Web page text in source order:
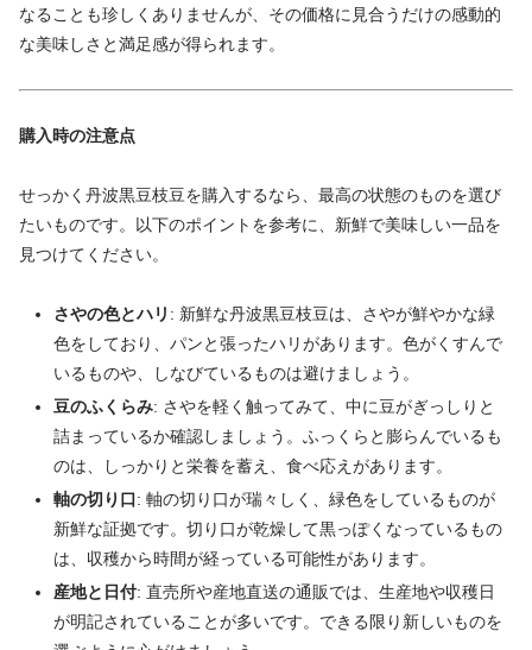
なることも珍しくありませんが、その価格に見合うだけの感動的
な美味しさと満足感が得られます。
購入時の注意点
せっかく丹波黒豆枝豆を購入するなら、最高の状態のものを選び
たいものです。以下のポイントを参考に、新鮮で美味しい一品を
見つけてください。
さやの色とハリ : 新鮮な丹波黒豆枝豆は、さやが鮮やかな緑
色をしており、パンと張ったハリがあります。色がくすんで
いるものや、しなびているものは避けましょう。
豆のふくらみ: さやを軽く触ってみて、中に豆がぎっしりと
詰まっているか確認しましょう。ふっくらと膨らんでいるも
のは、しっかりと栄養を蓄え、食べ応えがあります。
軸の切り口: 軸の切り口が瑞々しく、緑色をしているものが
新鮮な証拠です。切り口が乾燥して黒っぽくなっているもの
は、収穫から時間が経っている可能性があります。
産地と日付: 直売所や産地直送の通販では、生産地や収穫日
が明記されていることが多いです。できる限り新しいものを